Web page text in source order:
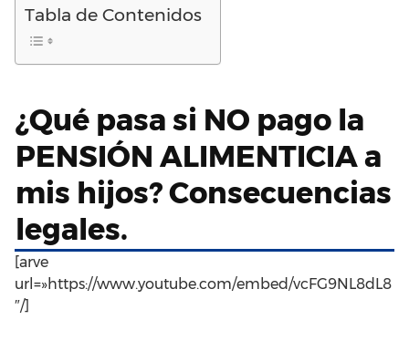
Tabla de Contenidos
¿Qué pasa si NO pago la
PENSIÓN ALIMENTICIA a
mis hijos? Consecuencias
legales.
[arve
url=»https://www.youtube.com/embed/vcFG9NL8dL8
″/]